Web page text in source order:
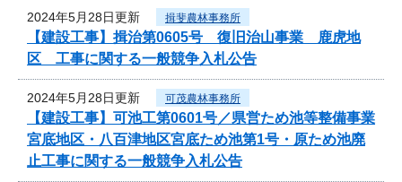
2024年5月28日更新 揖斐農林事務所
【建設工事】揖治第0605号 復旧治山事業 鹿虎地
区 工事に関する一般競争入札公告
2024年5月28日更新 可茂農林事務所
【建設工事】可池工第0601号／県営ため池等整備事業
宮底地区・八百津地区宮底ため池第1号・原ため池廃
止工事に関する一般競争入札公告